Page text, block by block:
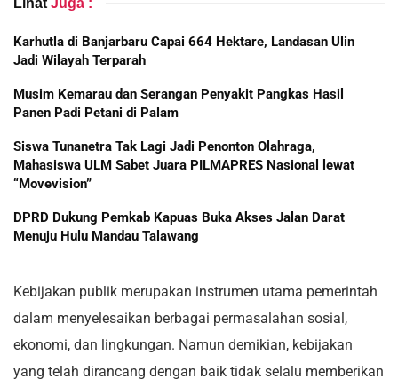
Lihat Juga :
Karhutla di Banjarbaru Capai 664 Hektare, Landasan Ulin
Jadi Wilayah Terparah
Musim Kemarau dan Serangan Penyakit Pangkas Hasil
Panen Padi Petani di Palam
Siswa Tunanetra Tak Lagi Jadi Penonton Olahraga,
Mahasiswa ULM Sabet Juara PILMAPRES Nasional lewat
“Movevision”
DPRD Dukung Pemkab Kapuas Buka Akses Jalan Darat
Menuju Hulu Mandau Talawang
Kebijakan publik merupakan instrumen utama pemerintah
dalam menyelesaikan berbagai permasalahan sosial,
ekonomi, dan lingkungan. Namun demikian, kebijakan
yang telah dirancang dengan baik tidak selalu memberikan